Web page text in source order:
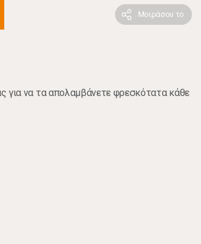
Μοιράσου το
για να τα απολαμβάνετε φρεσκότατα κάθε